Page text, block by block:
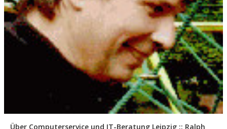
Über Computerservice und IT-Beratung Leipzig :: Ralph